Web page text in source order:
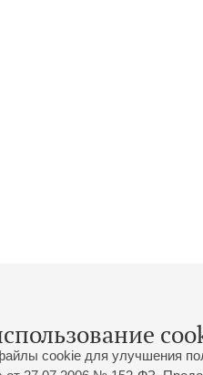
cookie для улучшения